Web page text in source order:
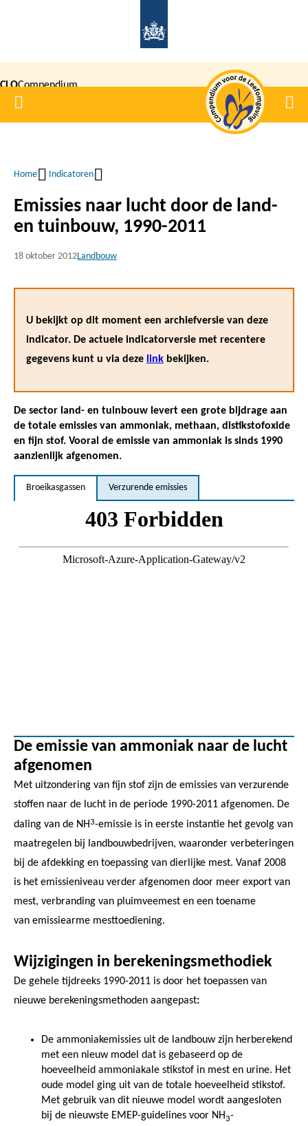
inhoud
gaan
CLOCompendium
voor de
Home
Kruimelpad
Home Indicatoren
Emissies naar lucht door de land-
en tuinbouw, 1990-2011
18 oktober 2012Landbouw
U bekijkt op dit moment een archiefversie van deze
indicator. De actuele indicatorversie met recentere
gegevens kunt u via deze link bekijken.
De sector land- en tuinbouw levert een grote bijdrage aan
de totale emissies van ammoniak, methaan, distikstofoxide
en fijn stof. Vooral de emissie van ammoniak is sinds 1990
aanzienlijk afgenomen.
Broeikasgassen Verzurende emissies
De emissie van ammoniak naar de lucht
afgenomen
Met uitzondering van fijn stof zijn de emissies van verzurende
stoffen naar de lucht in de periode 1990-2011 afgenomen. De
daling van de NH3-emissie is in eerste instantie het gevolg van
maatregelen bij landbouwbedrijven, waaronder verbeteringen
bij de afdekking en toepassing van dierlijke mest. Vanaf 2008
is het emissieniveau verder afgenomen door meer export van
mest, verbranding van pluimveemest en een toename
van emissiearme mesttoediening.
Wijzigingen in berekeningsmethodiek
De gehele tijdreeks 1990-2011 is door het toepassen van
nieuwe berekeningsmethoden aangepast:
De ammoniakemissies uit de landbouw zijn herberekend
met een nieuw model dat is gebaseerd op de
hoeveelheid ammoniakale stikstof in mest en urine. Het
oude model ging uit van de totale hoeveelheid stikstof.
Met gebruik van dit nieuwe model wordt aangesloten
bij de nieuwste EMEP-guidelines voor NH3-